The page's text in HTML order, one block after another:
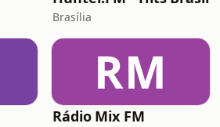
Brasília
RM
Rádio Mix FM